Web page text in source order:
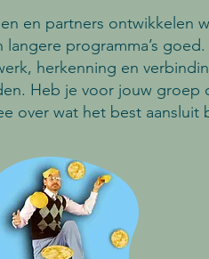
en partners ontwikkelen
langere programma’s
herkenning en
Heb je voor jouw groep
over wat het best aansluit